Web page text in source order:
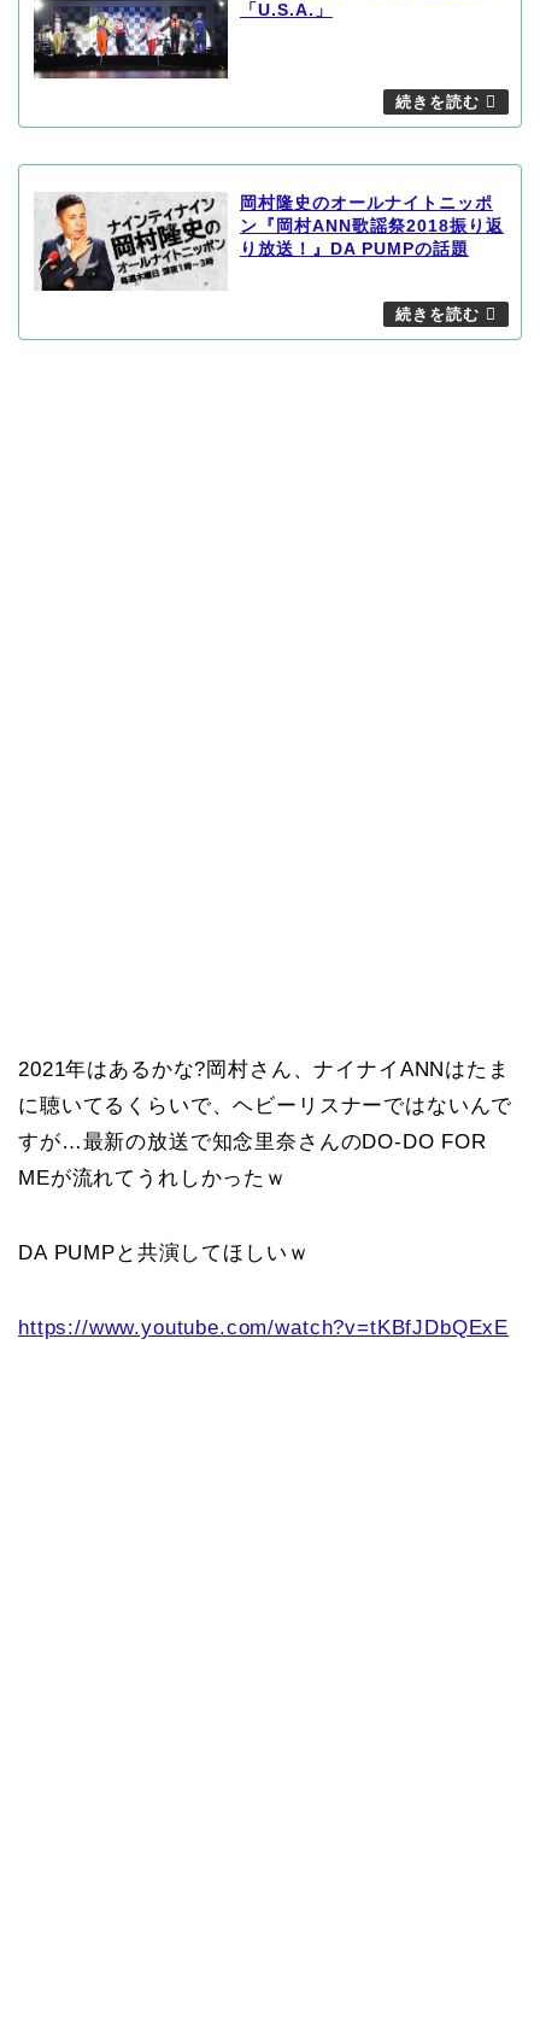
「U.S.A.」
岡村隆史のオールナイトニッポ
ン『岡村ANN歌謡祭2018振り返
り放送！』DA PUMPの話題
2021年はあるかな?岡村さん、ナイナイANNはたま
に聴いてるくらいで、ヘビーリスナーではないんで
すが…最新の放送で知念里奈さんのDO-DO FOR
MEが流れてうれしかったｗ
DA PUMPと共演してほしいｗ
https://www.youtube.com/watch?v=tKBfJDbQExE